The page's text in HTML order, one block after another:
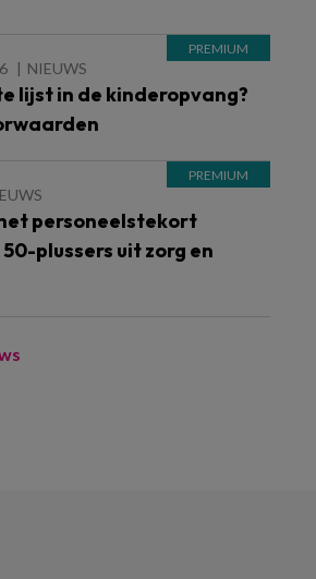
NIEUWS
lijst in de kinderopvang?
personeelstekort
plussers uit zorg en